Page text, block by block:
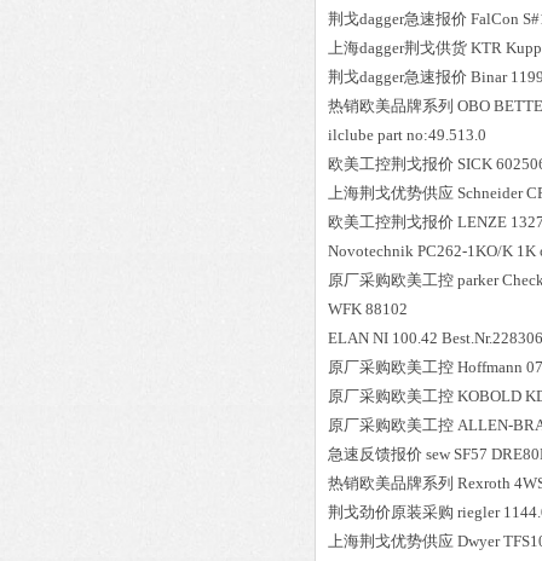
荆戈dagger急速报价 FalCon
上海dagger荆戈供货 KTR
荆戈dagger急速报价 Binar
热销欧美品牌系列 OBO
ilclube part no:49.513.0
欧美工控荆戈报价 SICK
上海荆戈优势供应 Schneider
欧美工控荆戈报价 LENZE
Novotechnik PC262-1KO/K 1K
原厂采购欧美工控 parker
WFK 88102
ELAN NI 100.42
原厂采购欧美工控 Hoffmann
原厂采购欧美工控 KOBOLD
原厂采购欧美工控 ALLEN-
急速反馈报价 sew SF57
热销欧美品牌系列 Rexroth
荆戈劲价原装采购 riegler
上海荆戈优势供应 Dwyer